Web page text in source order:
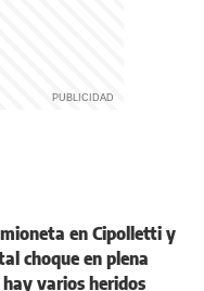
en Cipolletti y
choque en plena
hay varios heridos